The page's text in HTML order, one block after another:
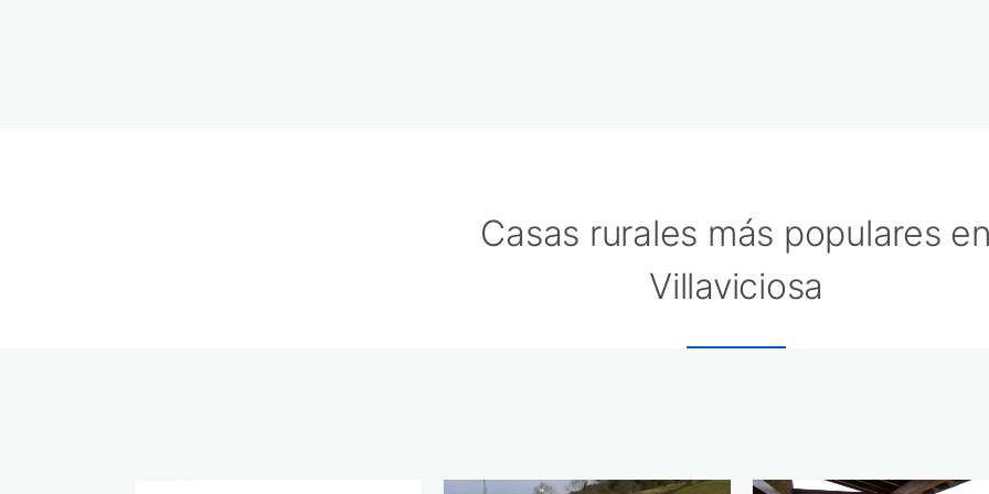
Casas rurales más populares
Villaviciosa